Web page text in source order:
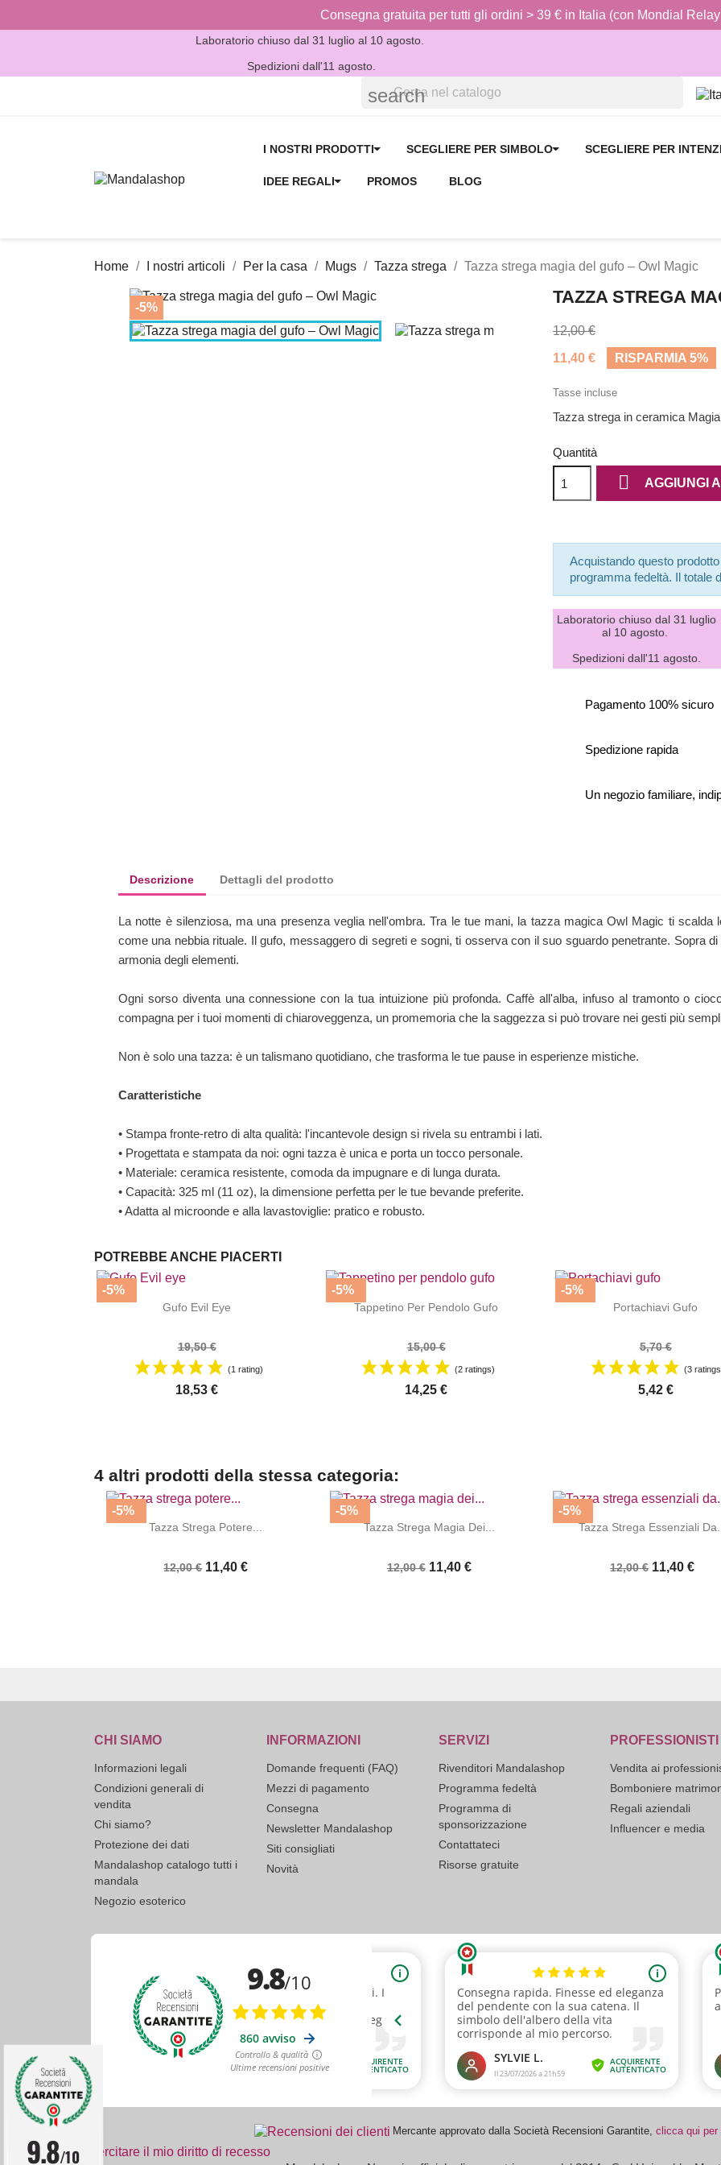
Consegna gratuita per tutti gli ordini > 39 € in Italia (con Mondial
Laboratorio chiuso dal 31 luglio al 10 agosto.
Spedizioni dall'11 agosto.
search
I NOSTRI PRODOTTI SCEGLIERE PER SIMBOLO SCEGLIERE PER
IDEE REGALI PROMOS BLOG
Home I nostri articoli Per la casa Mugs Tazza strega Tazza strega magia del gufo – Owl Magic
-5%
TAZZA STREGA
12,00 €
11,40 €
RISPARMIA 5%
Tasse incluse
Tazza strega in ceramica
Quantità
 AGGIUNGI
Acquistando questo
programma fedeltà. Il totale
Laboratorio chiuso dal 31 luglio
al 10 agosto.
Spedizioni dall'11 agosto.
Pagamento 100% sicuro
Spedizione rapida
Un negozio familiare,
Descrizione Dettagli del prodotto
La notte è silenziosa, ma una presenza veglia nell'ombra. Tra le tue mani, la tazza magica Owl Magic ti scalda
come una nebbia rituale. Il gufo, messaggero di segreti e sogni, ti osserva con il suo sguardo penetrante. Sopra
armonia degli elementi.
Ogni sorso diventa una connessione con la tua intuizione più profonda. Caffè all'alba, infuso al tramonto o
compagna per i tuoi momenti di chiaroveggenza, un promemoria che la saggezza si può trovare nei gesti più
Non è solo una tazza: è un talismano quotidiano, che trasforma le tue pause in esperienze mistiche.
Caratteristiche
• Stampa fronte-retro di alta qualità: l'incantevole design si rivela su entrambi i lati.
• Progettata e stampata da noi: ogni tazza è unica e porta un tocco personale.
• Materiale: ceramica resistente, comoda da impugnare e di lunga durata.
• Capacità: 325 ml (11 oz), la dimensione perfetta per le tue bevande preferite.
• Adatta al microonde e alla lavastoviglie: pratico e robusto.
POTREBBE ANCHE PIACERTI
 | 
Gufo Evil Eye
19,50 €
(1 rating)
18,53 €
-5%
 | 
Tappetino Per Pendolo Gufo
15,00 €
(2 ratings)
14,25 €
-5%
 | 
Portachiavi Gufo
5,70 €
(3
5,42 €
-5%
4 altri prodotti della stessa categoria:
 | 
Tazza Strega Potere...
12,00 € 11,40 €
-5%
 | 
Tazza Strega Magia Dei...
12,00 € 11,40 €
-5%
 | 
Tazza Strega Essenziali
12,00 € 11,40 €
-5%
CHI SIAMO
Informazioni legali
Condizioni generali di
vendita
Chi siamo?
Protezione dei dati
Mandalashop catalogo tutti i
mandala
Negozio esoterico
INFORMAZIONI
Domande frequenti (FAQ)
Mezzi di pagamento
Consegna
Newsletter Mandalashop
Siti consigliati
Novità
SERVIZI
Rivenditori Mandalashop
Programma fedeltà
Programma di
sponsorizzazione
Contattateci
Risorse gratuite
PROFESSIONISTI
Vendita ai
Bomboniere
Regali aziendali
Influencer e media
Mercante approvato dalla Società Recensioni Garantite, clicca qui per
Esercitare il mio diritto di recesso
9.8/10